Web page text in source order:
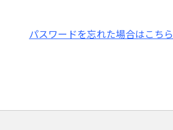
パスワードを忘れた場合はこちら